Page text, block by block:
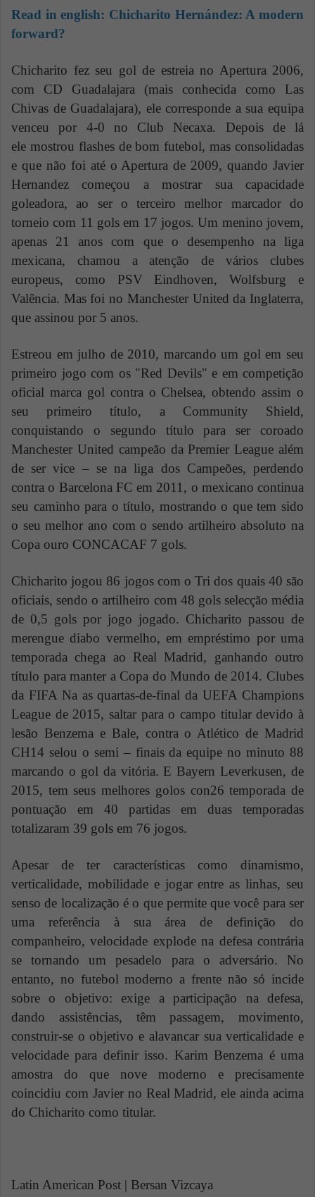
Read in english: Chicharito Hernández: A modern
forward?
Chicharito fez seu gol de estreia no Apertura 2006,
com CD Guadalajara (mais conhecida como Las
Chivas de Guadalajara), ele corresponde a sua equipa
venceu por 4-0 no Club Necaxa. Depois de lá
ele mostrou flashes de bom futebol, mas consolidadas
e que não foi até o Apertura de 2009, quando Javier
Hernandez começou a mostrar sua capacidade
goleadora, ao ser o terceiro melhor marcador do
torneio com 11 gols em 17 jogos. Um menino jovem,
apenas 21 anos com que o desempenho na liga
mexicana, chamou a atenção de vários clubes
europeus, como PSV Eindhoven, Wolfsburg e
Valência. Mas foi no Manchester United da Inglaterra,
que assinou por 5 anos.
Estreou em julho de 2010, marcando um gol em seu
primeiro jogo com os "Red Devils" e em competição
oficial marca gol contra o Chelsea, obtendo assim o
seu primeiro título, a Community Shield,
conquistando o segundo título para ser coroado
Manchester United campeão da Premier League além
de ser vice – se na liga dos Campeões, perdendo
contra o Barcelona FC em 2011, o mexicano continua
seu caminho para o título, mostrando o que tem sido
o seu melhor ano com o sendo artilheiro absoluto na
Copa ouro CONCACAF 7 gols.
Chicharito jogou 86 jogos com o Tri dos quais 40 são
oficiais, sendo o artilheiro com 48 gols selecção média
de 0,5 gols por jogo jogado. Chicharito passou de
merengue diabo vermelho, em empréstimo por uma
temporada chega ao Real Madrid, ganhando outro
título para manter a Copa do Mundo de 2014. Clubes
da FIFA Na as quartas-de-final da UEFA Champions
League de 2015, saltar para o campo titular devido à
lesão Benzema e Bale, contra o Atlético de Madrid
CH14 selou o semi – finais da equipe no minuto 88
marcando o gol da vitória. E Bayern Leverkusen, de
2015, tem seus melhores golos con26 temporada de
pontuação em 40 partidas em duas temporadas
totalizaram 39 gols em 76 jogos.
Apesar de ter características como dinamismo,
verticalidade, mobilidade e jogar entre as linhas, seu
senso de localização é o que permite que você para ser
uma referência à sua área de definição do
companheiro, velocidade explode na defesa contrária
se tornando um pesadelo para o adversário. No
entanto, no futebol moderno a frente não só incide
sobre o objetivo: exige a participação na defesa,
dando assistências, têm passagem, movimento,
construir-se o objetivo e alavancar sua verticalidade e
velocidade para definir isso. Karim Benzema é uma
amostra do que nove moderno e precisamente
coincidiu com Javier no Real Madrid, ele ainda acima
do Chicharito como titular.
Latin American Post | Bersan Vizcaya